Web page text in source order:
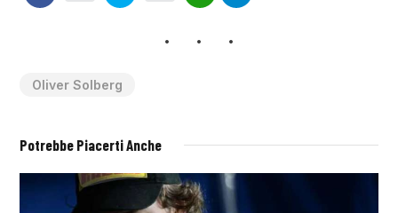
Oliver Solberg
Potrebbe Piacerti Anche